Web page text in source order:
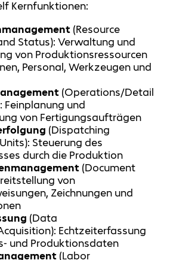
Kernfunktionen:
(Resource
Status): Verwaltung und
von Produktionsressourcen
Personal, Werkzeugen und
(Operations/Detail
Feinplanung und
von Fertigungsaufträgen
(Dispatching
Steuerung des
durch die Produktion
(Document
von
Zeichnungen und
(Data
Echtzeiterfassung
und Produktionsdaten
(Labor